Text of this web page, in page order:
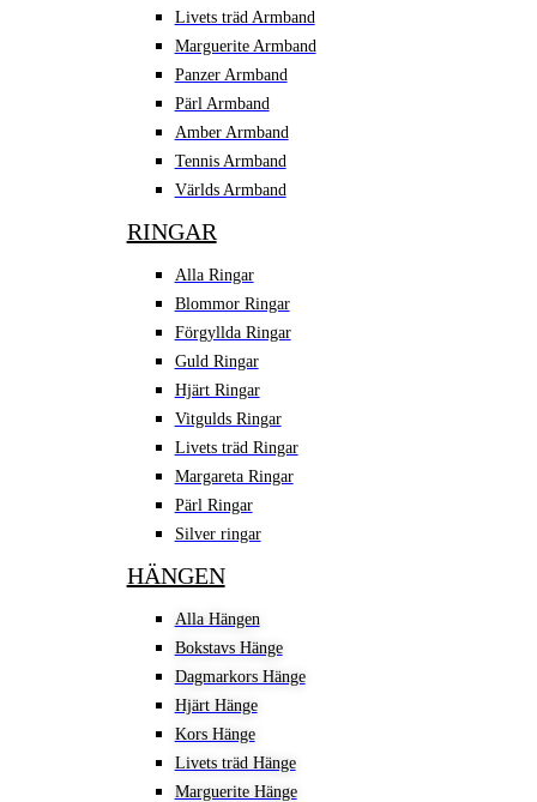
Livets träd Armband
Marguerite Armband
Panzer Armband
Pärl Armband
Amber Armband
Tennis Armband
Världs Armband
RINGAR
Alla Ringar
Blommor Ringar
Förgyllda Ringar
Guld Ringar
Hjärt Ringar
Vitgulds Ringar
Livets träd Ringar
Margareta Ringar
Pärl Ringar
Silver ringar
HÄNGEN
Alla Hängen
Bokstavs Hänge
Dagmarkors Hänge
Hjärt Hänge
Kors Hänge
Livets träd Hänge
Marguerite Hänge